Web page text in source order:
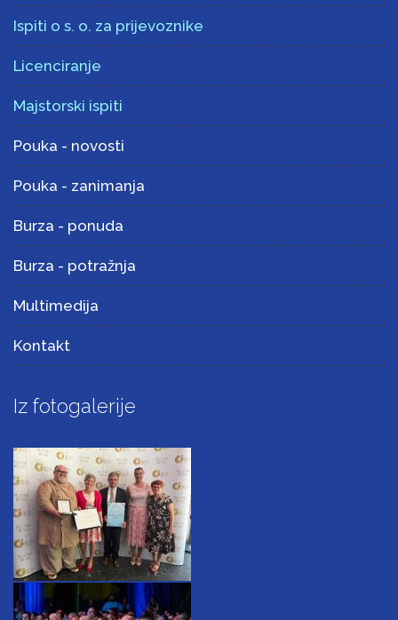
Ispiti o s. o. za prijevoznike
Licenciranje
Majstorski ispiti
Pouka - novosti
Pouka - zanimanja
Burza - ponuda
Burza - potražnja
Multimedija
Kontakt
Iz fotogalerije